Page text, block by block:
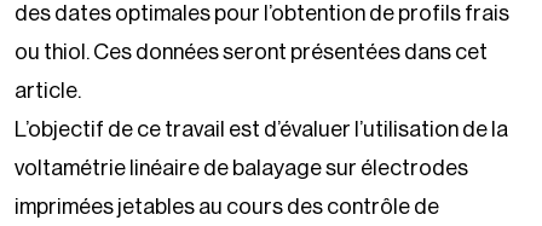
des dates optimales pour l’obtention de profils frais
ou thiol. Ces données seront présentées dans cet
article.
L’objectif de ce travail est d’évaluer l’utilisation de la
voltamétrie linéaire de balayage sur électrodes
imprimées jetables au cours des contrôle de